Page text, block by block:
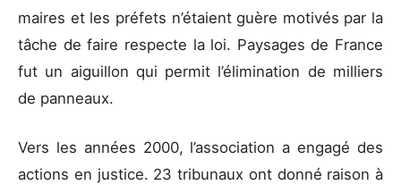
maires et les préfets n’étaient guère motivés par la
tâche de faire respecte la loi. Paysages de France
fut un aiguillon qui permit l’élimination de milliers
de panneaux.
Vers les années 2000, l’association a engagé des
actions en justice. 23 tribunaux ont donné raison à